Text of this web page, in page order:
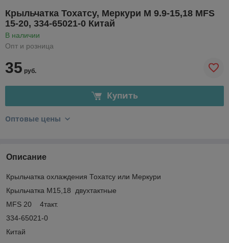
Крыльчатка Тохатсу, Меркури М 9.9-15,18 MFS
15-20, 334-65021-0 Китай
В наличии
Опт и розница
35 руб.
Купить
Оптовые цены
Описание
Крыльчатка охлаждения Тохатсу или Меркури
Крыльчатка М15,18 двухтактные
MFS 20 4такт.
334-65021-0
Китай